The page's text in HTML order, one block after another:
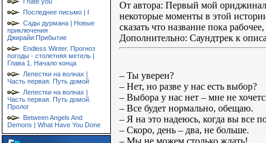
Последнее письмо | I
Сады дурмана | Новые
приключения
Джирайи:Прибытие
Endless Winter. Прогноз
погоды - столетняя метель |
Глава 1. Начало конца
Лепестки на волнах |
Часть первая. Путь домой
Лепестки на волнах |
Часть первая. Путь домой.
Пролог
Between Angels And
Demons | What Have You Done
От автора: Первый мой ориджинал
некоторые моменты в этой
сказать что название пока
Дополнительно: Саундтрек к
– Ты уверен?
– Нет, но разве у нас есть выбор?
– Выбора у нас нет – мне не
– Все будет нормально, обещаю.
– Я на это надеюсь, когда вы все
– Скоро, день – два, не больше.
– Мы не можем столько ждать!